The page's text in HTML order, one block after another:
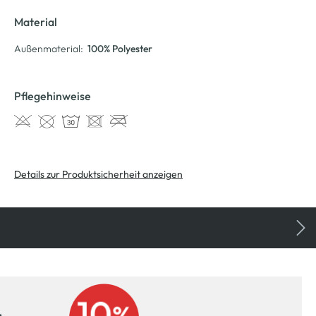
Material
Außenmaterial: 100% Polyester
Pflegehinweise
Details zur Produktsicherheit anzeigen